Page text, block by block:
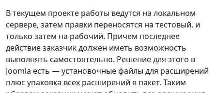
В текущем проекте работы ведутся на локальном
сервере, затем правки переносятся на тестовый, и
только затем на рабочий. Причем последнее
действие заказчик должен иметь возможность
выполнять самостоятельно. Решение для этого в
Joomla есть — установочные файлы для расширений
плюс упаковка всех расширений в пакет. Таким